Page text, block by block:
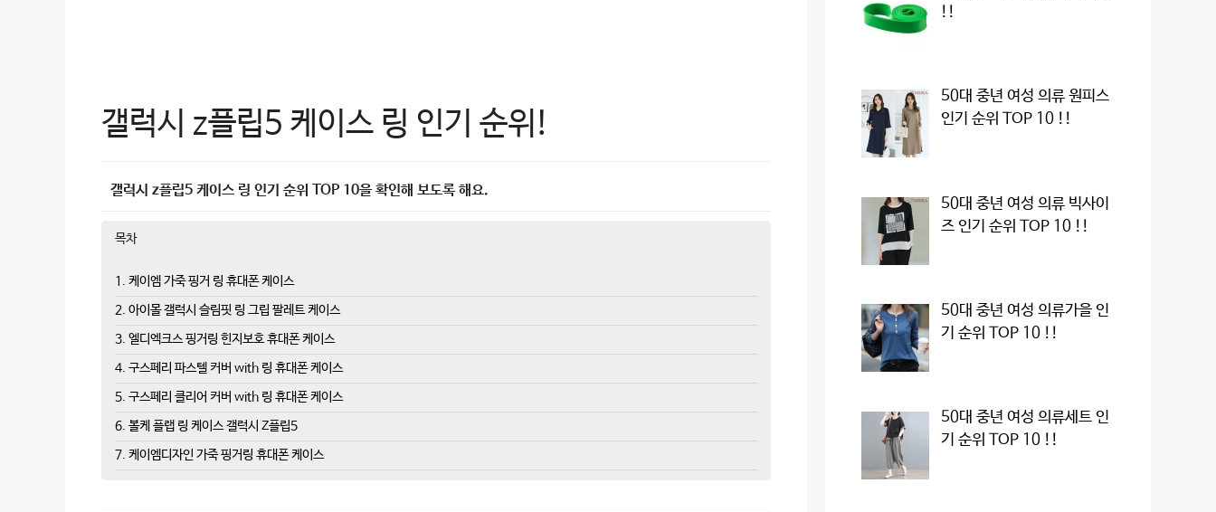
갤럭시 z플립5 케이스 링 인기 순위!
갤럭시 z플립5 케이스 링 인기 순위 TOP 10을 확인해 보도록 해요.
목차
1. 케이엠 가죽 핑거 링 휴대폰 케이스
2. 아이몰 갤럭시 슬림핏 링 그립 팔레트 케이스
3. 엘디엑크스 핑거링 힌지보호 휴대폰 케이스
4. 구스페리 파스텔 커버 with 링 휴대폰 케이스
5. 구스페리 클리어 커버 with 링 휴대폰 케이스
6. 볼케 플랩 링 케이스 갤럭시 Z플립5
7. 케이엠디자인 가죽 핑거링 휴대폰 케이스
!!
50대 중년 여성 의류 원피스
인기 순위 TOP 10 !!
50대 중년 여성 의류 빅사이
즈 인기 순위 TOP 10 !!
50대 중년 여성 의류가을 인
기 순위 TOP 10 !!
50대 중년 여성 의류세트 인
기 순위 TOP 10 !!